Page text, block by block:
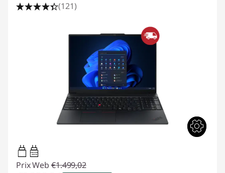
(121)
65W-65W
USB PD
Prix Web €1.499,02